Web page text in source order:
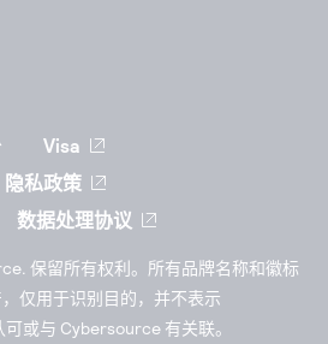
Visa
隐私政策
数据处理协议
保留所有权利。所有品牌名称和徽标
仅用于识别目的，并不表示
或与 Cybersource 有关联。